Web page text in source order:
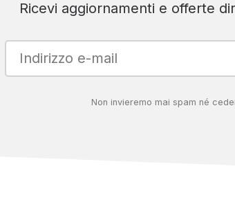
Ricevi aggiornamenti e offerte
Non invieremo mai spam né